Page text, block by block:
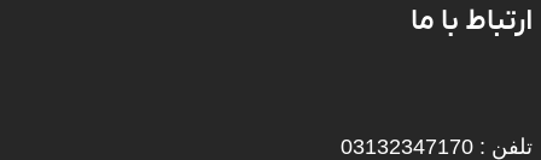
ارتباط با ما
تلفن : 03132347170